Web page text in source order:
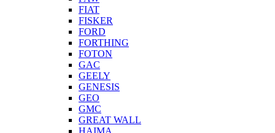
FIAT
FISKER
FORD
FORTHING
FOTON
GAC
GEELY
GENESIS
GEO
GMC
GREAT WALL
HAIMA